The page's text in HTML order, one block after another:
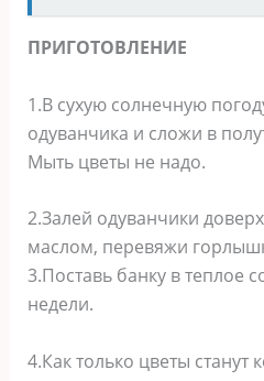
ПРИГОТОВЛЕНИЕ
1.В сухую солнечную
одуванчика и сложи в
Мыть цветы не надо.
2.Залей одуванчики
маслом, перевяжи
3.Поставь банку в теплое
недели.
4.Как только цветы